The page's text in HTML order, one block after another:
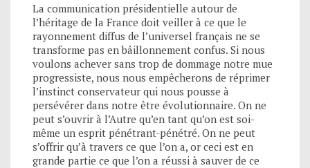
La communication présidentielle autour de
l’héritage de la France doit veiller à ce que le
rayonnement diffus de l’universel français ne se
transforme pas en bâillonnement confus. Si nous
voulons achever sans trop de dommage notre mue
progressiste, nous nous empêcherons de réprimer
l’instinct conservateur qui nous pousse à
persévérer dans notre être évolutionnaire. On ne
peut s’ouvrir à l’Autre qu’en tant qu’on est soi-
même un esprit pénétrant-pénétré. On ne peut
s’offrir qu’à travers ce que l’on a, or ceci est en
grande partie ce que l’on a réussi à sauver de ce